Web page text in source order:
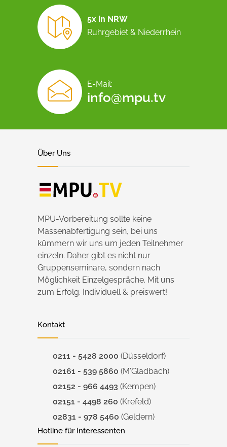
5x in NRW
Ruhrgebiet & Niederrhein
E-Mail:
info@mpu.tv
Über Uns
MPU-Vorbereitung sollte keine
Massenabfertigung sein, bei uns
kümmern wir uns um jeden Teilnehmer
einzeln. Daher gibt es nicht nur
Gruppenseminare, sondern nach
Möglichkeit Einzelgespräche. Mit uns
zum Erfolg. Individuell & preiswert!
Kontakt
0211 - 5428 2000 (Düsseldorf)
02161 - 539 5860 (M'Gladbach)
02152 - 966 4493 (Kempen)
02151 - 4498 260 (Krefeld)
02831 - 978 5460 (Geldern)
Hotline für Interessenten